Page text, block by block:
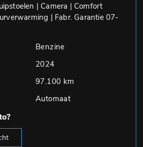
| Camera | Comfort
| Fabr. Garantie 07-
Benzine
2024
97.100 km
Automaat